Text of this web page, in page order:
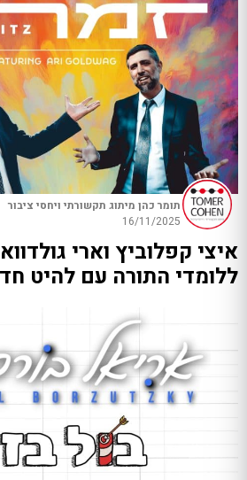
תומר כהן מיתוג תקשורתי ויחסי ציבור
16/11/2025
איצי קפלוביץ וארי
ללומדי התורה עם להיט